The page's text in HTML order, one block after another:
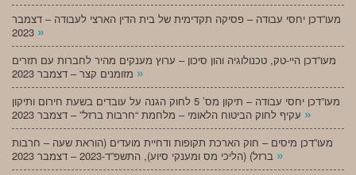
מעו”דכן יחסי עבודה – פסיקה תקדימית של בית הדין הארצי לעבודה – דצמבר
»
מעו”דכן היי-טק, טכנולוגיה והון סיכון – ערוץ מענקים מהיר לחברות עם תזרים
»
מעו”דכן יחסי עבודה – תיקון מס’ 5 לחוק הגנה על עובדים בשעת חירום ותיקון
»
מעו”דכן מיסים – חוק הארכת תקופות ודחיית מועדים (הוראת שעה – חרבות
»